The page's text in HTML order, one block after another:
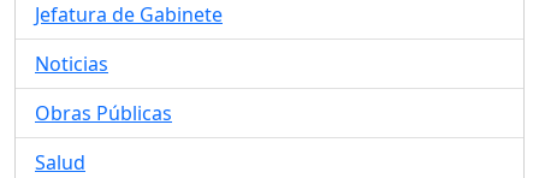
Jefatura de Gabinete
Noticias
Obras Públicas
Salud